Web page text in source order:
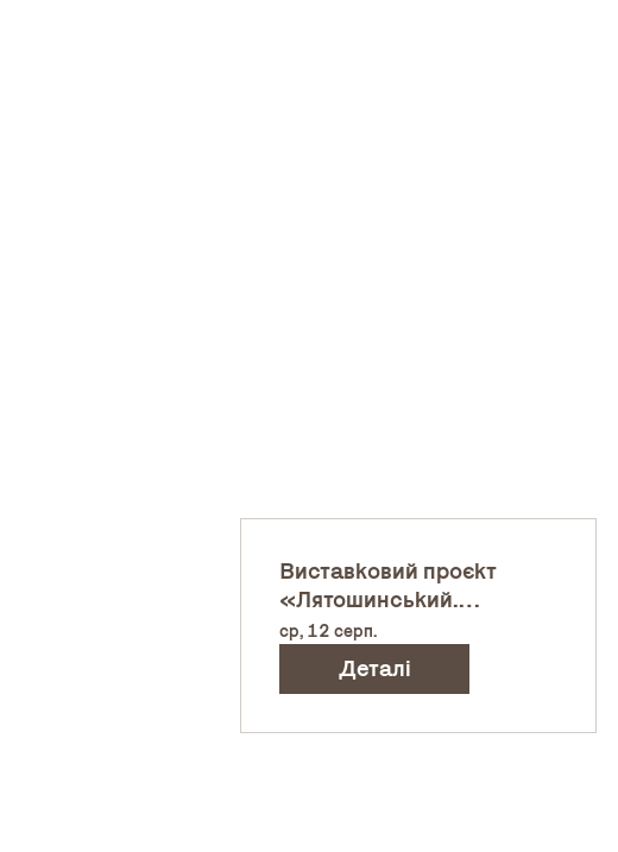
Виставковий проєкт
«Лятошинський.
Відображення»
ср, 12 серп.
Деталі